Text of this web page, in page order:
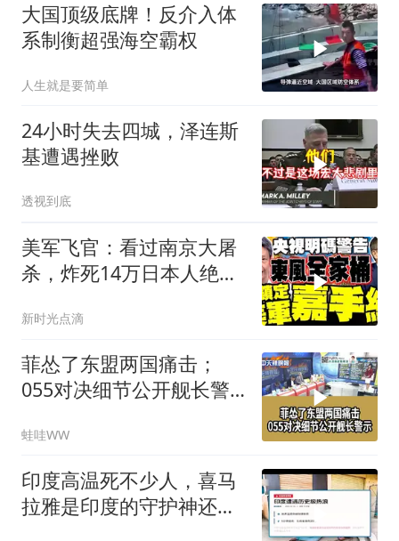
大国顶级底牌！反介入体
系制衡超强海空霸权
人生就是要简单
24小时失去四城，泽连斯
基遭遇挫败
透视到底
美军飞官：看过南京大屠
杀，炸死14万日本人绝不
新时光点滴
菲怂了东盟两国痛击；
055对决细节公开舰长警
冰｜辣晚报20260805
蛙哇WW
印度高温死不少人，喜马
拉雅是印度的守护神还是